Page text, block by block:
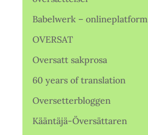
Babelwerk – onlineplatform
OVERSAT
Oversatt sakprosa
60 years of translation
Oversetterbloggen
Kääntäjä-Översättaren